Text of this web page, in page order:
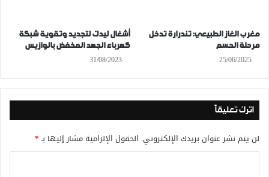
مغرب الغاز الطبيعي: تندرارة تدخل
مرحلة الحسم
25/06/2025
أشغال ليدك لتجديد وتقوية شبكة
كهرباء الجهد المخفض بالوازيس
31/08/2023
اترك تعليقاً
لن يتم نشر عنوان بريدك الإلكتروني. الحقول الإلزامية مشار إليها بـ*